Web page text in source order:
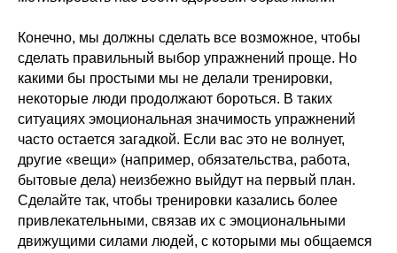
Конечно, мы должны сделать все возможное, чтобы
сделать правильный выбор упражнений проще. Но
какими бы простыми мы не делали тренировки,
некоторые люди продолжают бороться. В таких
ситуациях эмоциональная значимость упражнений
часто остается загадкой. Если вас это не волнует,
другие «вещи» (например, обязательства, работа,
бытовые дела) неизбежно выйдут на первый план.
Сделайте так, чтобы тренировки казались более
привлекательными, связав их с эмоциональными
движущими силами людей, с которыми мы общаемся